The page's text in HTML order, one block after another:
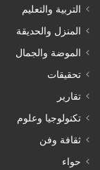
التربية والتعليم
المنزل والحديقة
الموضة والجمال
تحقيقات
تقارير
تكنولوجيا وعلوم
ثقافة وفن
حواء